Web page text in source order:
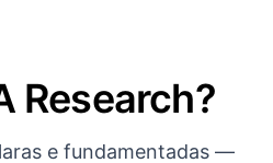
Research?
e fundamentadas —